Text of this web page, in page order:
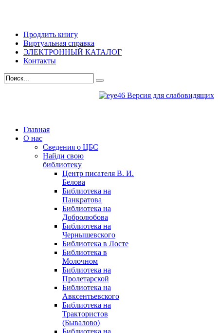
Продлить книгу
Виртуальная справка
ЭЛЕКТРОННЫЙ КАТАЛОГ
Контакты
Версия для слабовидящих
Главная
О нас
Сведения о ЦБС
Найди свою
библиотеку
Центр писателя В. И.
Белова
Библиотека на
Панкратова
Библиотека на
Добролюбова
Библиотека на
Чернышевского
Библиотека в Лосте
Библиотека в
Молочном
Библиотека на
Пролетарской
Библиотека на
Авксентьевского
Библиотека на
Трактористов
(Бывалово)
Библиотека на